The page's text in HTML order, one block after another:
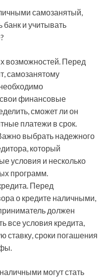
самозанятый,
банк и учитывать
возможностей. Перед
самозанятому
финансовые
сможет ли он
платежи в срок.
выбрать надежного
который
условия и несколько
программ.
Перед
о кредите наличными,
должен
все условия кредита,
ставку, сроки погашения
могут стать